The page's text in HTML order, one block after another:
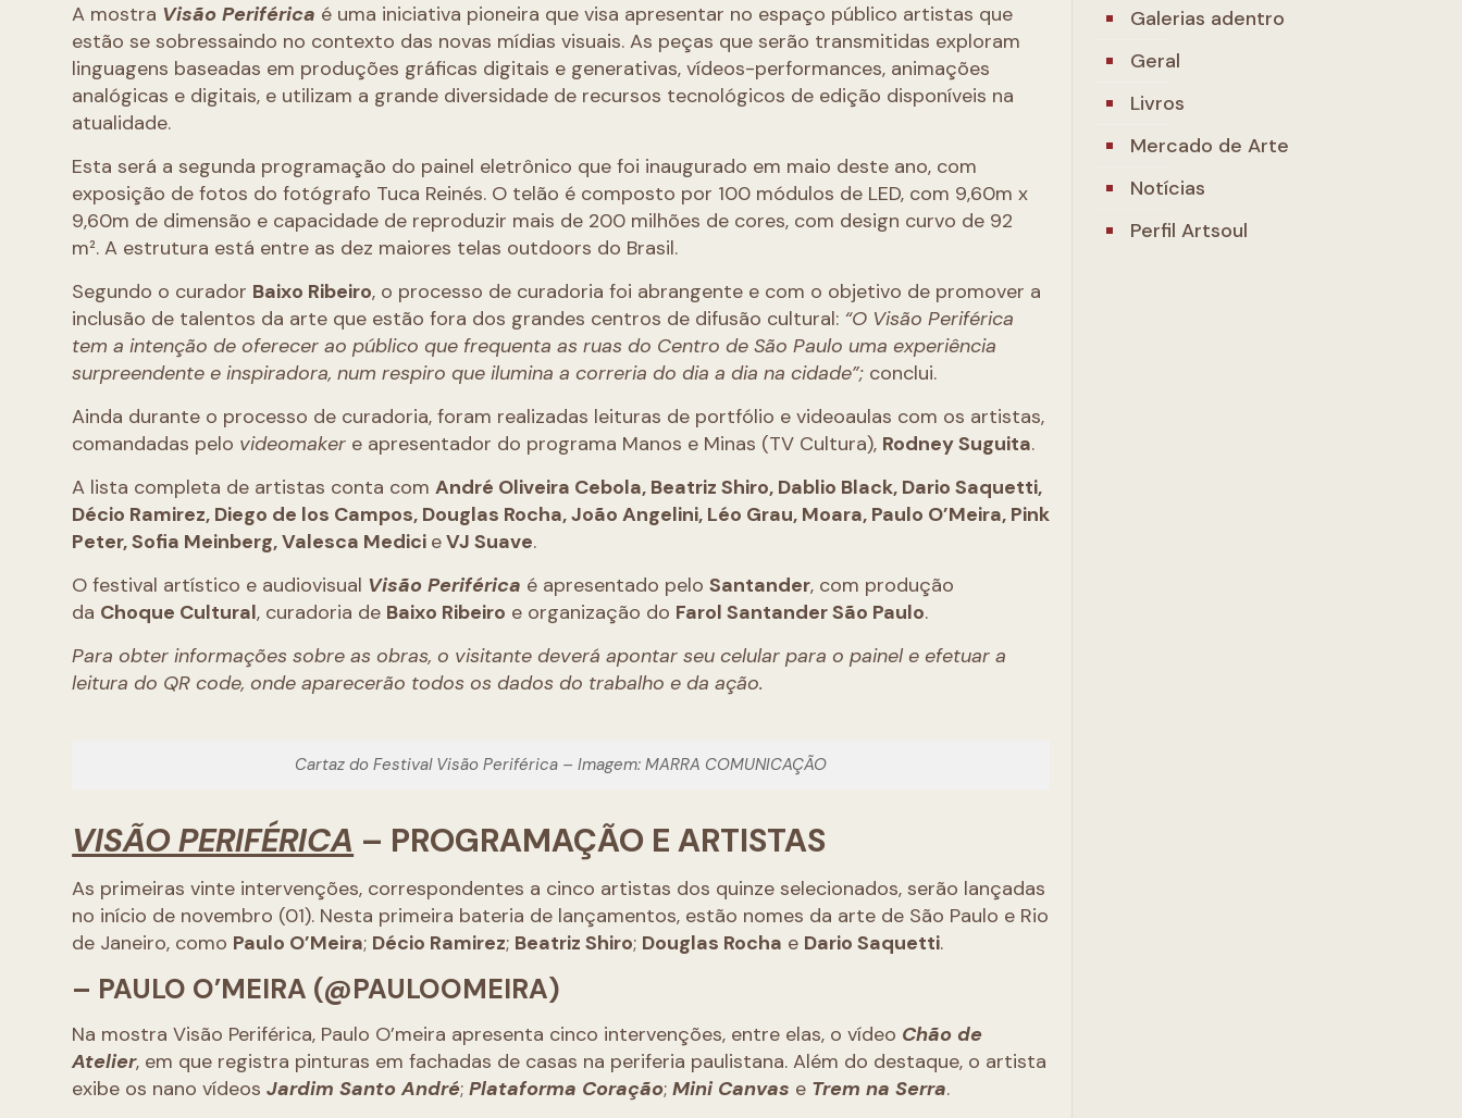
A mostra Visão Periférica é uma iniciativa pioneira que visa apresentar no espaço público artistas que
estão se sobressaindo no contexto das novas mídias visuais. As peças que serão transmitidas exploram
linguagens baseadas em produções gráficas digitais e generativas, vídeos-performances, animações
analógicas e digitais, e utilizam a grande diversidade de recursos tecnológicos de edição disponíveis na
atualidade.
Esta será a segunda programação do painel eletrônico que foi inaugurado em maio deste ano, com
exposição de fotos do fotógrafo Tuca Reinés. O telão é composto por 100 módulos de LED, com 9,60m x
9,60m de dimensão e capacidade de reproduzir mais de 200 milhões de cores, com design curvo de 92
m². A estrutura está entre as dez maiores telas outdoors do Brasil.
Segundo o curador Baixo Ribeiro, o processo de curadoria foi abrangente e com o objetivo de promover a
inclusão de talentos da arte que estão fora dos grandes centros de difusão cultural: “O Visão Periférica
tem a intenção de oferecer ao público que frequenta as ruas do Centro de São Paulo uma experiência
surpreendente e inspiradora, num respiro que ilumina a correria do dia a dia na cidade”; conclui.
Ainda durante o processo de curadoria, foram realizadas leituras de portfólio e videoaulas com os artistas,
comandadas pelo videomaker e apresentador do programa Manos e Minas (TV Cultura), Rodney Suguita.
A lista completa de artistas conta comAndré Oliveira Cebola, Beatriz Shiro, Dablio Black, Dario Saquetti,
Décio Ramirez, Diego de los Campos, Douglas Rocha, João Angelini, Léo Grau, Moara, Paulo O’Meira, Pink
Peter, Sofia Meinberg, Valesca Medici eVJ Suave.
O festival artístico e audiovisual Visão Periférica é apresentado peloSantander, com produção
da Choque Cultural, curadoria de Baixo Ribeiro e organização do Farol Santander São Paulo.
Para obter informações sobre as obras, o visitante deverá apontar seu celular para o painel e efetuar a
leitura do QR code, onde aparecerão todos os dados do trabalho e da ação.
Cartaz do Festival Visão Periférica – Imagem: MARRA COMUNICAÇÃO
VISÃO PERIFÉRICA – PROGRAMAÇÃO E ARTISTAS
As primeiras vinte intervenções, correspondentes a cinco artistas dos quinze selecionados, serão lançadas
no início de novembro (01). Nesta primeira bateria de lançamentos, estão nomes da arte de São Paulo e Rio
de Janeiro, como Paulo O’Meira; Décio Ramirez; Beatriz Shiro; Douglas Rocha e Dario Saquetti.
– PAULO O’MEIRA (@PAULOOMEIRA)
Na mostra Visão Periférica, Paulo O’meira apresenta cinco intervenções, entre elas, o vídeo Chão de
Atelier, em que registra pinturas em fachadas de casas na periferia paulistana. Além do destaque, o artista
exibe os nano vídeosJardim Santo André;Plataforma Coração;Mini Canvas e Trem na Serra.
Galerias adentro
Geral
Livros
Mercado de Arte
Notícias
Perfil Artsoul